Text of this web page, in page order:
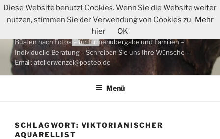
Zum
InhaltWIR FERTIGEN IHRE
PORTRAITBÜSTE AN
Büsten nach Fotos – für Firmenübergabe und Familien –
Individuelle Beratung – Schreiben Sie uns Ihre Wünsche –
Email: atelierwenzel@posteo.de
Menü
SCHLAGWORT: VIKTORIANISCHER
AQUARELLIST
Diese Website benutzt Cookies. Wenn Sie die Website weiter
nutzen, stimmen Sie der Verwendung von Cookies zu Mehr
hier
OK